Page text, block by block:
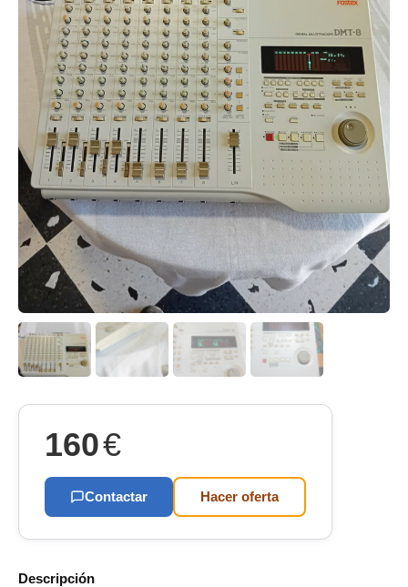
160€
Contactar Hacer oferta
Descripción